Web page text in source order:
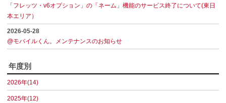
「フレッツ・v6オプション」の「ネーム」機能のサービス終了について(東日
本エリア）
2026-05-28
@モバイルくん。メンテナンスのお知らせ
年度別
2026年(14)
2025年(12)